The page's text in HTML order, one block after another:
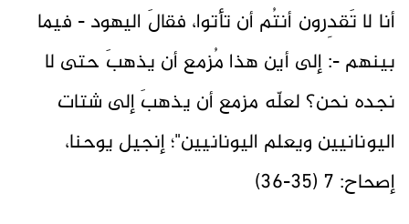
أنا لا تَقدِرون أنتُم أن تأتوا، فقالَ اليهود - فيما
بينهم -: إلى أين هذا مُزمع أن يذهبَ حتى لا
نجده نحن؟ لعلّه مزمع أن يذهبَ إلى شتات
اليونانيين ويعلم اليونانيين"؛ إنجيل يوحنا،
إصحاح: 7 (35-36)